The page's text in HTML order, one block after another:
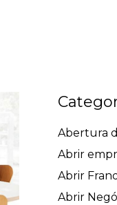
Abertura
Abrir
Abrir
Abrir